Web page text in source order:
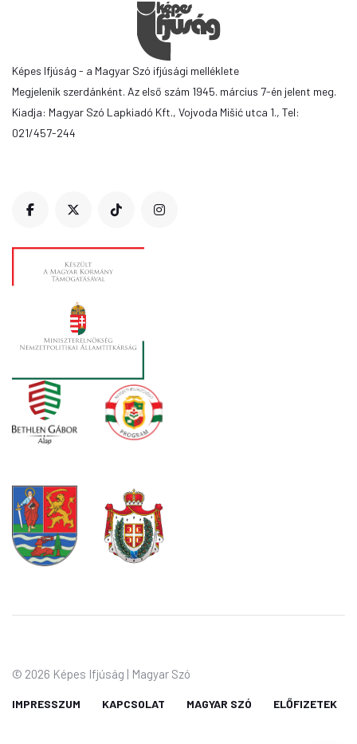
Képes Ifjúság - a Magyar Szó ifjúsági melléklete
Megjelenik szerdánként. Az első szám 1945. március 7-én jelent meg.
Kiadja: Magyar Szó Lapkiadó Kft., Vojvoda Mišić utca 1., Tel:
021/457-244
© 2026 Képes Ifjúság | Magyar Szó
IMPRESSZUM KAPCSOLAT MAGYAR SZÓ ELŐFIZETEK